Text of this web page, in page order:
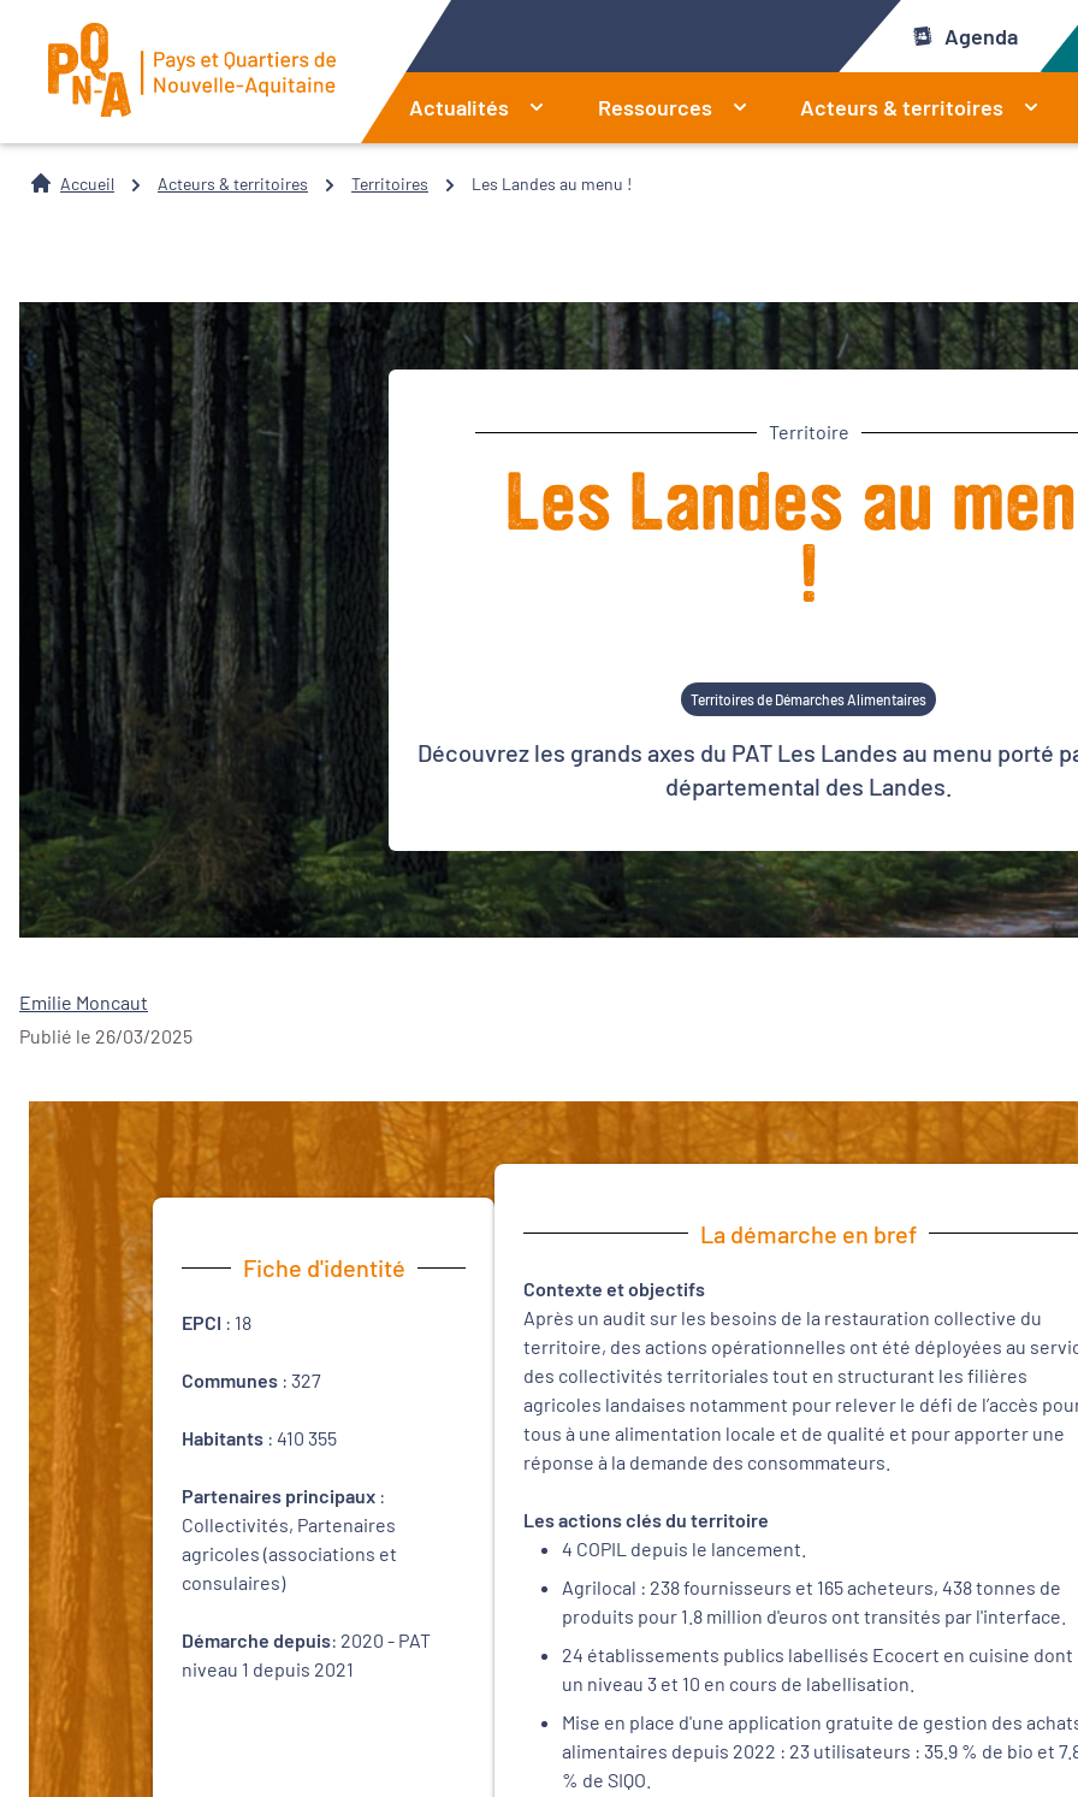
Agenda
Actualités Ressources Acteurs & territoires
Accueil Acteurs & territoires Territoires Les Landes au menu !
Territoire
Les Landes au
!
Territoires de Démarches Alimentaires
Découvrez les grands axes du PAT Les Landes au menu porté
départemental des Landes.
Emilie Moncaut
Publié le 26/03/2025
Fiche d'identité
EPCI : 18
Communes: 327
Habitants : 410 355
Partenaires principaux :
Collectivités, Partenaires
agricoles (associations et
consulaires)
Démarche depuis: 2020 - PAT
niveau 1 depuis 2021
La démarche en bref
Contexte et objectifs
Après un audit sur les besoins de la restauration collective du
territoire, des actions opérationnelles ont été déployées au
des collectivités territoriales tout en structurant les filières
agricoles landaises notamment pour relever le défi de l’accès
tous à une alimentation locale et de qualité et pour apporter une
réponse à la demande des consommateurs.
Les actions clés du territoire
4 COPIL depuis le lancement.
Agrilocal : 238 fournisseurs et 165 acheteurs, 438 tonnes de
produits pour 1.8 million d'euros ont transités par l'interface.
24 établissements publics labellisés Ecocert en cuisine dont
un niveau 3 et 10 en cours de labellisation.
Mise en place d'une application gratuite de gestion des
alimentaires depuis 2022 : 23 utilisateurs : 35.9 % de bio et
% de SIQO.